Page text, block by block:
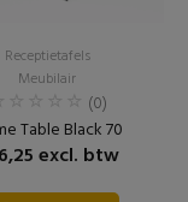
Receptietafels
Meubilair
(0)
Table Black 70
excl. btw